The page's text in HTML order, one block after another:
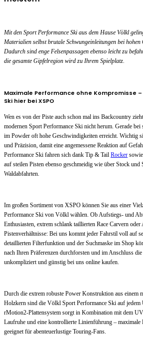
Mit den Sport Performance Ski aus dem Hause Völkl
Materialien selbst brutale Schwungeinleitungen bei hohen
Dadurch sind enge Felsenpassagen ebenso leicht zu
die gesamte Gipfelregion wird zu Ihrem Spielplatz.
Maximale Performance ohne Kompromisse
Ski hier bei XSPO
Wen es von der Piste auch schon mal ins Backcountry
modernen Sport Performance Ski nicht herum. Gerade
im Powder oft hohe Geschwindigkeiten erreicht. Wichtig
und Präzision, damit eine angemessene Reaktion auf
Performance Ski fahren sich dank Tip & Tail Rocker
auf steilen Pisten ebenso geschmeidig wie über Stock und
Waldabfahrten.
Im großen Sortiment von XSPO können Sie aus einer
Performance Ski von Völkl wählen. Ob Aufstiegs- und
Enthusiasten, extrem schlank taillierten Race Carvern
Pistenverhältnisse: Bei uns kommt jeder Fahrstil voll auf
detaillierten Filterfunktion und der Suchmaske im Shop
nach Ihren Präferenzen durchforsten und im Anschluss
unkompliziert und günstig bei uns online kaufen.
Durch die extrem robuste Power Konstruktion aus einem
Holzkern sind die Völkl Sport Performance Ski auf jedem
rMotion2-Plattensystem sorgt in Kombination mit dem
Laufruhe und eine kontrollierte Linienführung – maximale
geeignet für abenteuerlustige Touring-Fans.